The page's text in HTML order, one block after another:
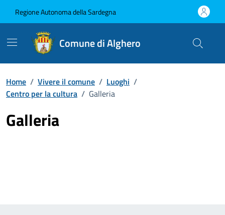
Regione Autonoma della Sardegna
Comune di Alghero
Home / Vivere il comune / Luoghi /
Centro per la cultura / Galleria
Galleria